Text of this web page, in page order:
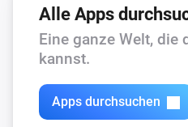
Alle Apps
Eine ganze Welt, die
kannst.
Apps durchsuchen